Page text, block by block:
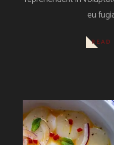
eu
READ